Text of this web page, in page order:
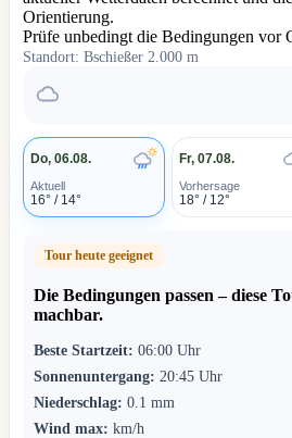
Orientierung.
Prüfe unbedingt die Bedingungen vor
Standort: Bschießer 2.000 m
Do, 06.08.
Aktuell
16° / 14°
Fr, 07.08.
Vorhersage
18° / 12°
Tour heute geeignet
Die Bedingungen passen – diese
machbar.
Beste Startzeit: 06:00 Uhr
Sonnenuntergang: 20:45 Uhr
Niederschlag: 0.1 mm
Wind max: km/h